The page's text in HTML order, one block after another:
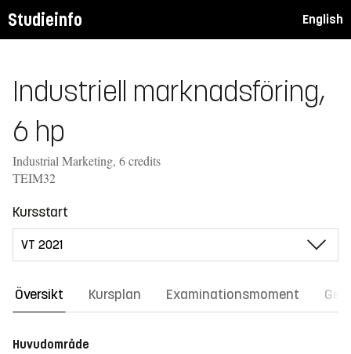
Studieinfo English
Industriell marknadsföring,
6 hp
Industrial Marketing, 6 credits
TEIM32
Kursstart
Översikt Kursplan Examinationsmoment
Huvudområde